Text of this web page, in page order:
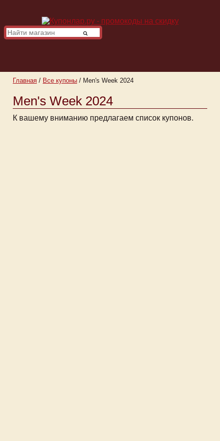
Главная / Все купоны / Men's Week 2024
Men's Week 2024
К вашему вниманию предлагаем список купонов.